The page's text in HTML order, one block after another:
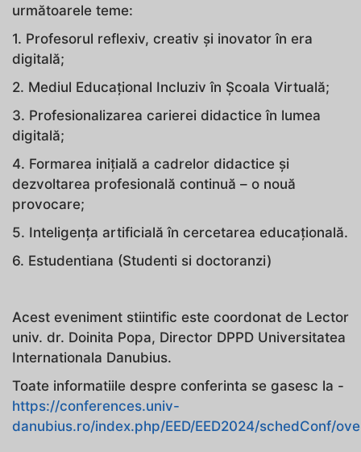
următoarele teme:
1. Profesorul reflexiv, creativ și inovator în era
digitală;
2. Mediul Educațional Incluziv în Școala Virtuală;
3. Profesionalizarea carierei didactice în lumea
digitală;
4. Formarea inițială a cadrelor didactice și
dezvoltarea profesională continuă – o nouă
provocare;
5. Inteligența artificială în cercetarea educațională.
6. Estudentiana (Studenti si doctoranzi)
Acest eveniment stiintific este coordonat de Lector
univ. dr. Doinita Popa, Director DPPD Universitatea
Internationala Danubius.
Toate informatiile despre conferinta se gasesc la -
https://conferences.univ-
danubius.ro/index.php/EED/EED2024/schedConf/